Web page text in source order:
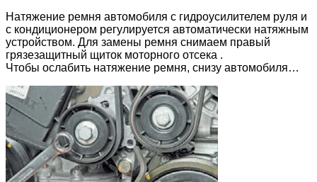
Натяжение ремня автомобиля с гидроусилителем руля и
с кондиционером регулируется автоматически натяжным
устройством. Для замены ремня снимаем правый
грязезащитный щиток моторного отсека .
Чтобы ослабить натяжение ремня, снизу автомобиля…